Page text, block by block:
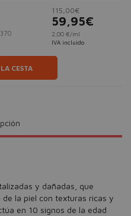
115,00€
59,95€
2,00 €/ml
IVA incluido
CESTA
y dañadas, que
la piel con texturas ricas y
en 10 signos de la edad